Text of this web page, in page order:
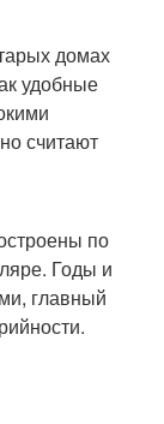
домах
удобные
считают
по
Годы и
главный